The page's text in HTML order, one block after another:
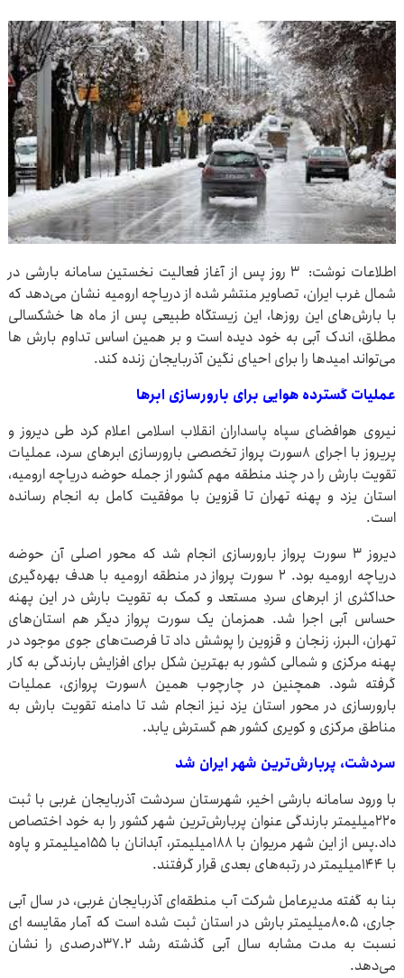
اطلاعات نوشت: ۳ روز پس از آغاز فعالیت نخستین سامانه بارشی در
شمال غرب ایران، تصاویر منتشر شده از دریاچه ارومیه نشان می‌دهد که
با بارش‌های این روزها، این زیستگاه طبیعی پس از ماه ها خشکسالی
مطلق، اندک آبی به خود دیده است و بر همین اساس تداوم بارش ها
می‌تواند امیدها را برای احیای نگین آذربایجان زنده کند.
عملیات گسترده هوایی برای بارورسازی ابرها
نیروی هوافضای سپاه پاسداران انقلاب اسلامی اعلام کرد طی دیروز و
پریروز با اجرای ۸سورت پرواز تخصصی بارورسازی ابرهای سرد، عملیات
تقویت بارش را در چند منطقه مهم کشور از جمله حوضه دریاچه ارومیه،
استان یزد و پهنه تهران تا قزوین با موفقیت کامل به انجام رسانده
است.
دیروز ۳ سورت پرواز بارورسازی انجام شد که محور اصلی آن حوضه
دریاچه ارومیه بود. ۲ سورت پرواز در منطقه ارومیه با هدف بهره‌گیری
حداکثری از ابرهای سردِ مستعد و کمک به تقویت بارش در این پهنه
حساس آبی اجرا شد. همزمان یک سورت پرواز دیگر هم استان‌های
تهران، البرز، زنجان و قزوین را پوشش داد تا فرصت‌های جوی موجود در
پهنه مرکزی و شمالی کشور به بهترین شکل برای افزایش بارندگی به کار
گرفته شود. همچنین در چارچوب همین ۸سورت پروازی، عملیات
بارورسازی در محور استان یزد نیز انجام شد تا دامنه تقویت بارش به
مناطق مرکزی و کویری کشور هم گسترش یابد.
سردشت، پربارش‌ترین شهر ایران شد
با ورود سامانه بارشی اخیر، شهرستان سردشت آذربایجان غربی با ثبت
۲۲۰میلیمتر بارندگی عنوان پربارش‌ترین شهر کشور را به خود اختصاص
داد.پس از این شهر مریوان با ۱۸۸میلیمتر، آبدانان با ۱۵۵میلیمتر و پاوه
با ۱۴۴میلیمتر در رتبه‌های بعدی قرار گرفتند.
بنا به گفته مدیرعامل شرکت آب منطقه‌ای آذربایجان غربی، در سال آبی
جاری، ۸۰.۵میلیمتر بارش در استان ثبت شده است که آمار مقایسه ای
نسبت به مدت مشابه سال آبی گذشته رشد ۳۷.۲درصدی را نشان
می‌دهد.